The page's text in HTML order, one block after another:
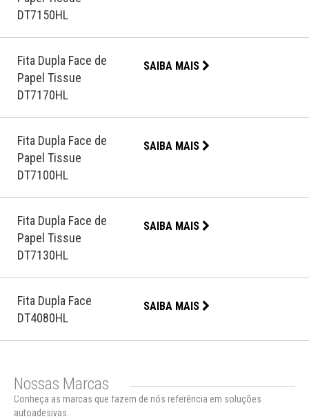
DT7150HL
Fita Dupla Face de
Papel Tissue
DT7170HL
SAIBA MAIS
Fita Dupla Face de
Papel Tissue
DT7100HL
SAIBA MAIS
Fita Dupla Face de
Papel Tissue
DT7130HL
SAIBA MAIS
Fita Dupla Face
DT4080HL
SAIBA MAIS
Nossas Marcas
Conheça as marcas que fazem de nós referência em soluções
autoadesivas.